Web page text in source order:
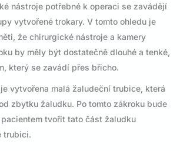
nástroje potřebné k operaci se zavádějí
vytvořené trokary. V tomto ohledu je
že chirurgické nástroje a kamery
by měly být dostatečně dlouhé a tenké,
který se zavádí přes břicho.
vytvořena malá žaludeční trubice, která
zbytku žaludku. Po tomto zákroku bude
tvořit tato část žaludku
trubici.